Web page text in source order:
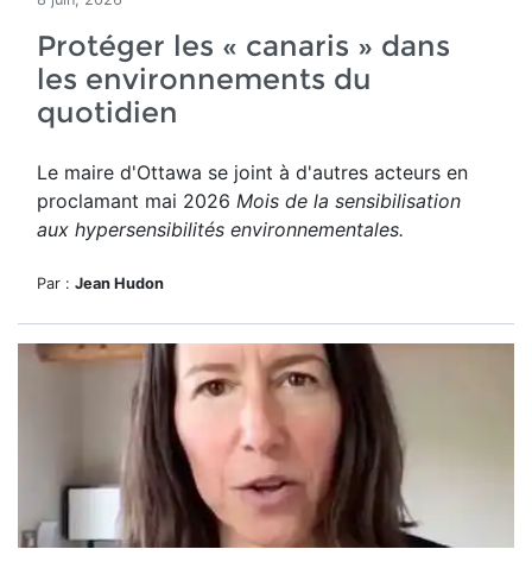
Protéger les « canaris » dans
les environnements du
quotidien
Le maire d'Ottawa se joint à d'autres acteurs en
proclamant mai 2026 Mois de la sensibilisation
aux hypersensibilités environnementales.
Par : Jean Hudon